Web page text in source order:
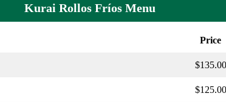
Kurai Rollos Fríos Menu
Price
$135.00
$125.00